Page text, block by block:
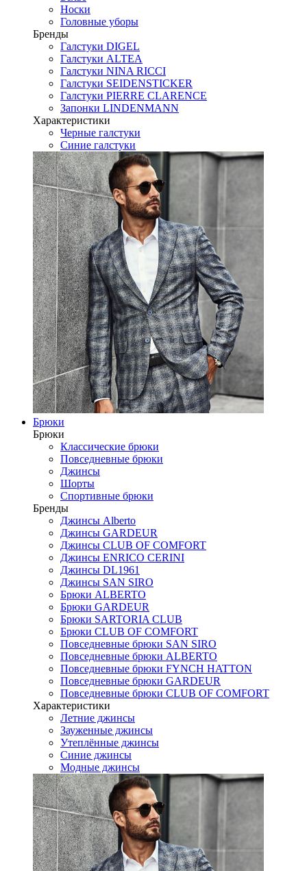
Носки
Головные уборы
Бренды
Галстуки DIGEL
Галстуки ALTEA
Галстуки NINA RICCI
Галстуки SEIDENSTICKER
Галстуки PIERRE CLARENCE
Запонки LINDENMANN
Характеристики
Черные галстуки
Синие галстуки
Брюки
Брюки
Классические брюки
Повседневные брюки
Джинсы
Шорты
Спортивные брюки
Бренды
Джинсы Alberto
Джинсы GARDEUR
Джинсы CLUB OF COMFORT
Джинсы ENRICO CERINI
Джинсы DL1961
Джинсы SAN SIRO
Брюки ALBERTO
Брюки GARDEUR
Брюки SARTORIA CLUB
Брюки CLUB OF COMFORT
Повседневные брюки SAN SIRO
Повседневные брюки ALBERTO
Повседневные брюки FYNCH HATTON
Повседневные брюки GARDEUR
Повседневные брюки CLUB OF COMFORT
Характеристики
Летние джинсы
Зауженные джинсы
Утеплённые джинсы
Синие джинсы
Модные джинсы